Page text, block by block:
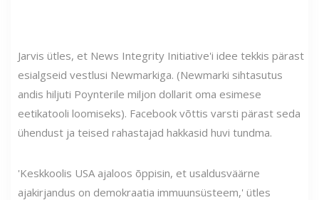
Jarvis ütles, et News Integrity Initiative'i idee tekkis pärast
esialgseid vestlusi Newmarkiga. (Newmarki sihtasutus
andis hiljuti Poynterile miljon dollarit oma esimese
eetikatooli loomiseks). Facebook võttis varsti pärast seda
ühendust ja teised rahastajad hakkasid huvi tundma.
'Keskkoolis USA ajaloos õppisin, et usaldusväärne
ajakirjandus on demokraatia immuunsüsteem,' ütles